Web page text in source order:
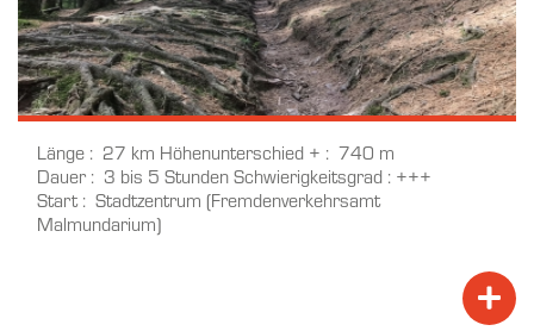
Länge 27 km Höhenunterschied +
740 m
Dauer
3 bis 5 StundenSchwierigkeitsgrad +++
Start
Stadtzentrum (Fremdenverkehrsamt
Malmundarium)